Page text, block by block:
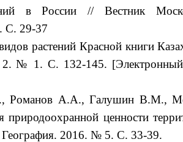
в России // Вестник
C. 29-37
растений Красной книги
2. № 1. C. 132-145. [Электронный
Романов А.А., Галушин В.М.,
ценности
География. 2016. № 5. C. 33-39.